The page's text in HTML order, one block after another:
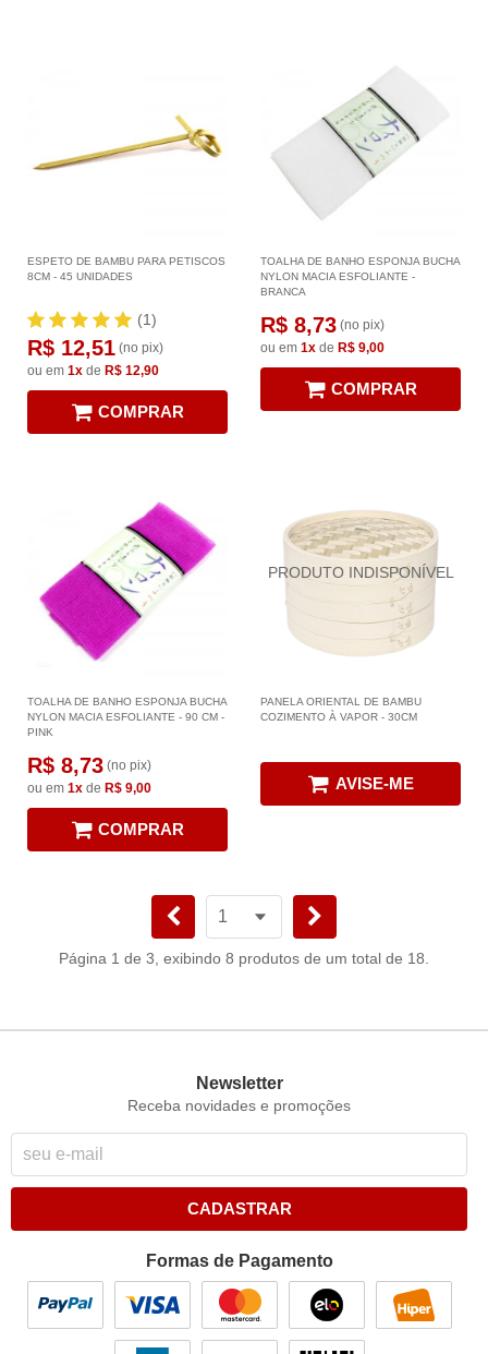
ESPETO DE BAMBU PARA PETISCOS
8CM - 45 UNIDADES
(1)
R$ 12,51 (no pix)
ou em 1x de R$ 12,90
COMPRAR
TOALHA DE BANHO ESPONJA BUCHA
NYLON MACIA ESFOLIANTE -
BRANCA
R$ 8,73 (no pix)
ou em 1x de R$ 9,00
COMPRAR
TOALHA DE BANHO ESPONJA BUCHA
NYLON MACIA ESFOLIANTE - 90 CM -
PINK
R$ 8,73 (no pix)
ou em 1x de R$ 9,00
COMPRAR
PANELA ORIENTAL DE BAMBU
COZIMENTO À VAPOR - 30CM
AVISE-ME
Página 1 de 3, exibindo 8 produtos de um total de 18.
Newsletter
Receba novidades e promoções
CADASTRAR
Formas de Pagamento